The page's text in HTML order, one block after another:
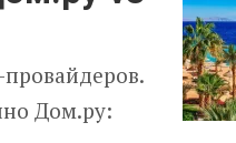
Дом.ру: